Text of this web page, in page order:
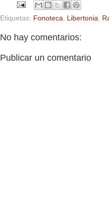
Etiquetas: Fonoteca Libertonia
No hay comentarios:
Publicar un comentario